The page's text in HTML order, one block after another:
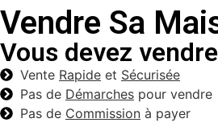
Vendre Sa
Vous devez
Vente Rapide et Sécurisée
Pas de Démarches pour vendre
Pas de Commission à payer